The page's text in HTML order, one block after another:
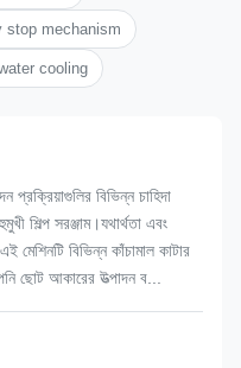
stop mechanism
cooling
প্রক্রিয়াগুলির বিভিন্ন চাহিদা
শিল্প সরঞ্জাম।যথার্থতা এবং
মেশিনটি বিভিন্ন কাঁচামাল কাটার
ছোট আকারের উত্পাদন ব...